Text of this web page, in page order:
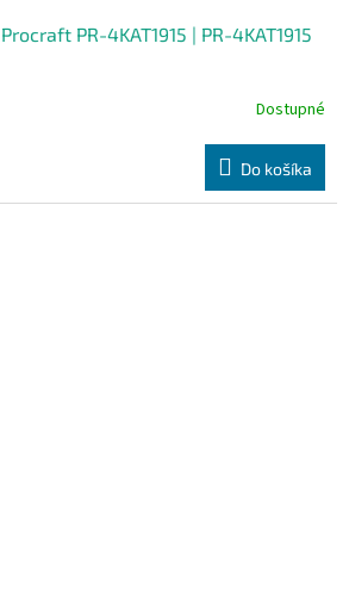
PR-4KAT1915 | PR-4KAT1915
Dostupné
Do košíka